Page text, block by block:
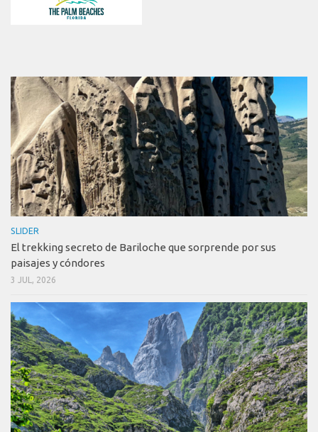
SLIDER
El trekking secreto de Bariloche que sorprende por sus
paisajes y cóndores
3 JUL, 2026